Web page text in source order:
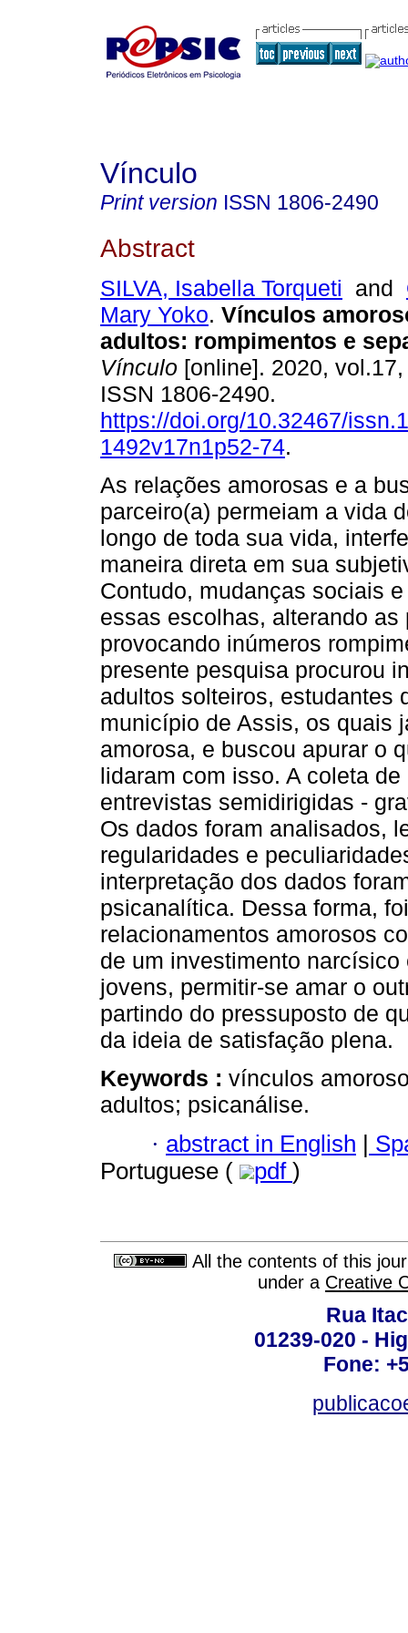
Vínculo
Print version ISSN 1806-2490
Abstract
SILVA, Isabella Torqueti and
Mary Yoko. Vínculos
adultos: rompimentos e
Vínculo [online]. 2020,
ISSN 1806-2490.
https://doi.org/10.32467/
1492v17n1p52-74.
As relações amorosas e a
parceiro(a) permeiam a vida
longo de toda sua vida,
maneira direta em sua
Contudo, mudanças sociais
essas escolhas, alterando
provocando inúmeros
presente pesquisa procurou
adultos solteiros, estudantes
município de Assis, os quais
amorosa, e buscou apurar o
lidaram com isso. A coleta
entrevistas semidirigidas -
Os dados foram analisados,
regularidades e
interpretação dos dados
psicanalítica. Dessa forma,
relacionamentos amorosos
de um investimento
jovens, permitir-se amar o
partindo do pressuposto de
da ideia de satisfação plena.
Keywords : vínculos
adultos; psicanálise.
· abstract in English |
Portuguese (
pdf )
All the contents of this
under a Creative
Rua
01239-020 -
Fone: